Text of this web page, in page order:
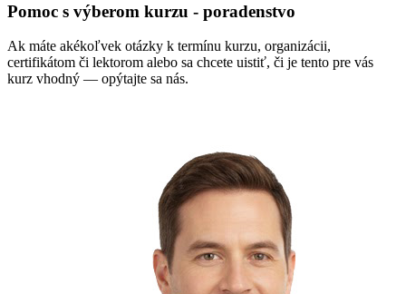
Pomoc s výberom kurzu - poradenstvo
Ak máte akékoľvek otázky k termínu kurzu, organizácii,
certifikátom či lektorom alebo sa chcete uistiť, či je tento pre vás
kurz vhodný — opýtajte sa nás.